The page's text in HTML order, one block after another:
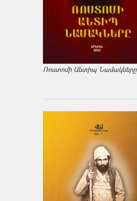
Ռոստոմի Անտիպ Նամակները